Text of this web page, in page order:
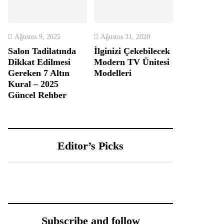
Ağustos 9, 2025
Salon Tadilatında
Dikkat Edilmesi
Gereken 7 Altın
Kural – 2025
Güncel Rehber
Ağustos 31, 2020
İlginizi Çekebilecek
Modern TV Ünitesi
Modelleri
Editor’s Picks
Subscribe and follow